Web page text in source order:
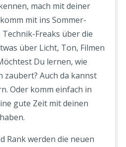
mach mit deiner
mit ins Sommer-
Technik-Freaks über die
über Licht, Ton, Filmen
Du lernen, wie
zaubert? Auch da kannst
Oder komm einfach in
gute Zeit mit deinen
Rank werden die neuen